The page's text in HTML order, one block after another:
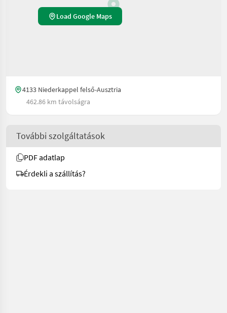
Load Google Maps
4133 Niederkappel felső-Ausztria
462.86 km távolságra
További szolgáltatások
PDF adatlap
Érdekli a szállítás?